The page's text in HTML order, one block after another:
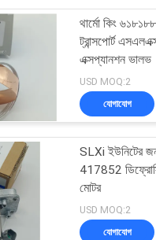
ট্রাকথার্মো কিং
ট্রান্সপোর্ট
এক্সপ্যানশন ভালভ
USD MOQ:2
যোগাযোগ
SLXi ইউনিটের
417852
মোটর
USD MOQ:2
যোগাযোগ